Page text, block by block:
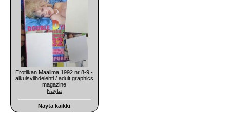
Erotiikan Maailma 1992 nr 8-9 -
aikuisviihdelehti / adult graphics
magazine
Näytä
Näytä kaikki